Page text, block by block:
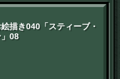
描き040「スティーブ・
08